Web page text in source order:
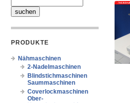
PRODUKTE
Nähmaschinen
2-Nadelmaschinen
Blindstichmaschinen
Saummaschinen
Coverlockmaschinen
Ober-